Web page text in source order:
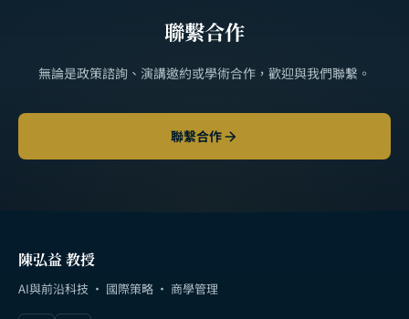
聯繫合作
無論是政策諮詢、演講邀約或學術合作，歡迎與我們聯繫。
聯繫合作
陳弘益 教授
AI與前沿科技 · 國際策略 · 商學管理